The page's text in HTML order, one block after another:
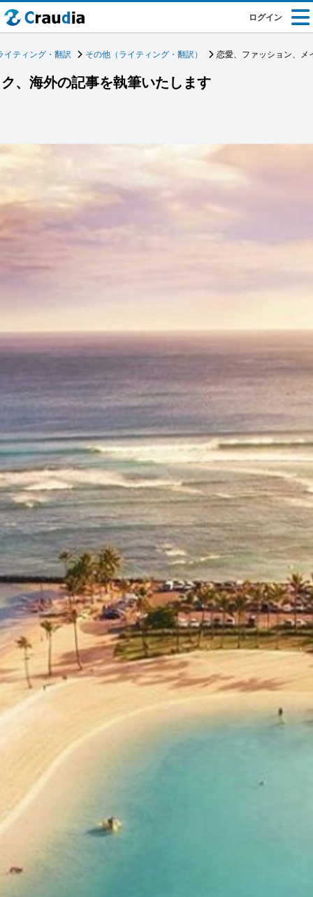
ログイン
イティング・翻訳 その他（ライティング・翻訳） 恋愛、ファッション、メ
、海外の記事を執筆いたします